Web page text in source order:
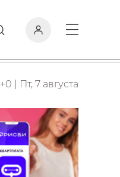
+0 Пт, 7 августа